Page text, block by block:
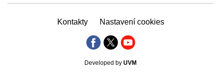
Kontakty Nastavení cookies
Developed by UVM